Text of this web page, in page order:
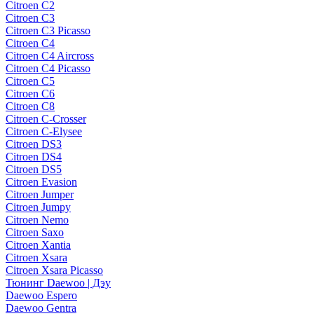
Citroen C2
Citroen C3
Citroen C3 Picasso
Citroen C4
Citroen C4 Aircross
Citroen C4 Picasso
Citroen C5
Citroen C6
Citroen C8
Citroen C-Crosser
Citroen C-Elysee
Citroen DS3
Citroen DS4
Citroen DS5
Citroen Evasion
Citroen Jumper
Citroen Jumpy
Citroen Nemo
Citroen Saxo
Citroen Xantia
Citroen Xsara
Citroen Xsara Picasso
Тюнинг Daewoo | Дэу
Daewoo Espero
Daewoo Gentra